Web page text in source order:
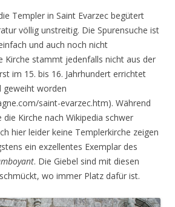
Templer in Saint Evarzec begütert
völlig unstreitig. Die Spurensuche ist
und auch noch nicht
Kirche stammt jedenfalls nicht aus der
im 15. bis 16. Jahrhundert errichtet
geweiht worden
saint-evarzec.htm). Während
Kirche nach Wikipedia schwer
hier leider keine Templerkirche zeigen
ein exzellentes Exemplar des
. Die Giebel sind mit diesen
wo immer Platz dafür ist.